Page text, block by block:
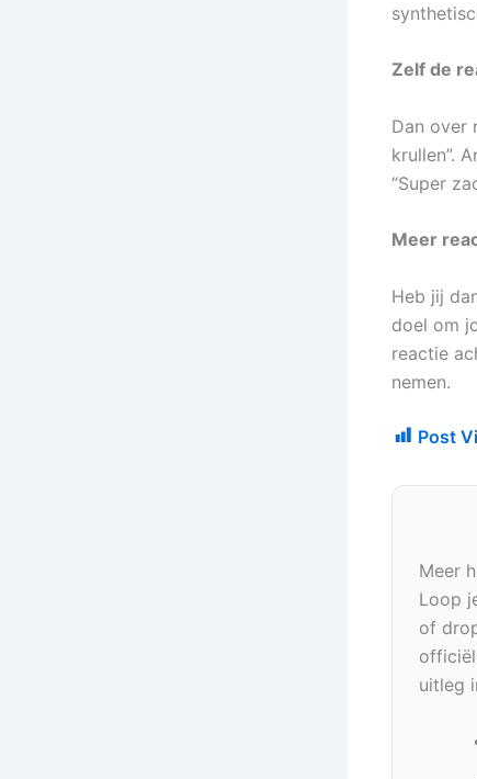
Zelf de
Dan over
krullen”.
“Super
Meer
Heb jij
doel om
reactie
nemen.
Post
Meer
Loop
of
uitleg